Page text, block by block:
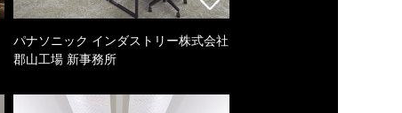
パナソニック インダストリー株式会社
郡山工場 新事務所